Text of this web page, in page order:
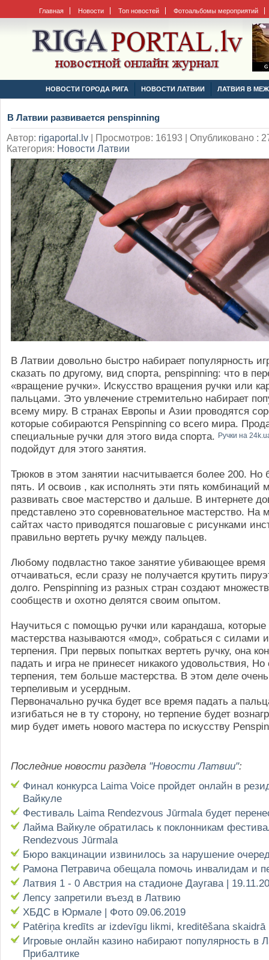
Главная Новости Топ новостей Фотоальбомы мероприятий
НОВОСТИ ГОРОДА РИГА НОВОСТИ ЛАТВИИ ЛАТВИЯ В
В Латвии развивается рenspinning
Автор: rigaportal.lv
Просмотров: 16193 | Опубликовано :
Категория: Новости Латвии
В Латвии довольно быстро набирает популярность
сказать по другому, вид спорта, рenspinning: что в
«вращение ручки». Искусство вращения ручки или
пальцами. Это увлечение стремительно набирает
всему миру. В странах Европы и Азии проводятся
которые собираются Penspinning со всего мира.
специальные ручки для этого вида спорта. Ручки на
подойдут для этого занятия.
Трюков в этом занятии насчитывается более 200. Но
пять. И освоив , как исполнять эти пять комбинаций
развивать свое мастерство и дальше. В интернете
представлено это соревновательное мастерство. На
сайтах часто приводятся пошаговые с рисунками
правильно вертеть ручку между пальцев.
Любому подвластно такое занятие убивающее время
отчаиваться, если сразу не получается крутить
долго. Penspinning из разных стран создают
сообществ и охотно делятся своим опытом.
Научиться с помощью ручки или карандаша,
мастерства называются «мод», собраться с силами
терпения. При первых попытках вертеть ручку, она
падать и игра не принесет никакого удовольствия,
терпения, тем больше мастерства. В этом деле
терпеливым и усердным.
Первоначально ручка будет все время падать а
изгибаться не в ту сторону, но терпение будет
мир будет иметь нового мастера по искусству
Последние новости раздела "Новости Латвии":
Финал конкурса Laima Voice пройдет онлайн в
Вайкуле
Фестиваль Laima Rendezvous Jūrmala будет
Лайма Вайкуле обратилась к поклонникам
Rendezvous Jūrmala
Бюро вакцинации извинилось за нарушение
Рамона Петравича обещала помочь инвалидам и
Латвия 1 - 0 Австрия на стадионе Даугава |
Лепсу запретили въезд в Латвию
ХБДС в Юрмале | Фото 09.06.2019
Patēriņa kredīts ar izdevīgu likmi, kreditēšana skaidrā
Игровые онлайн казино набирают популярность в
Прибалтике